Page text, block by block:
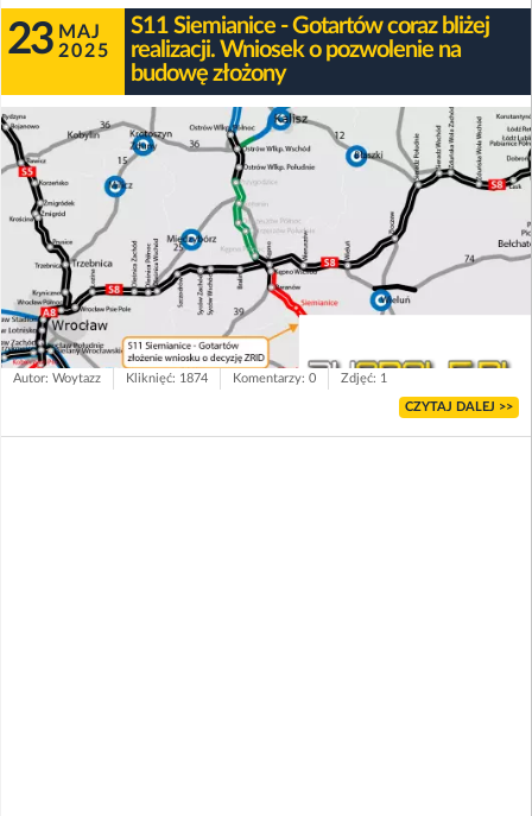
23 MAJ
2025
S11 Siemianice - Gotartów coraz bliżej
realizacji. Wniosek o pozwolenie na
budowę złożony
Autor: Woytazz Kliknięć: 1874 Komentarzy: 0 Zdjęć: 1
CZYTAJ DALEJ >>